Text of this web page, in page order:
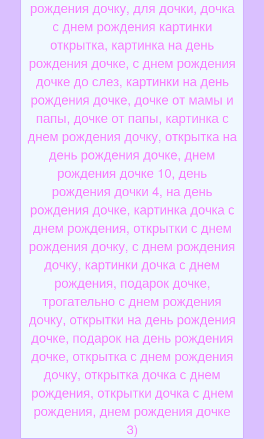
рождения дочку, для дочки, дочка
с днем рождения картинки
открытка, картинка на день
рождения дочке, с днем рождения
дочке до слез, картинки на день
рождения дочке, дочке от мамы и
папы, дочке от папы, картинка с
днем рождения дочку, открытка на
день рождения дочке, днем
рождения дочке 10, день
рождения дочки 4, на день
рождения дочке, картинка дочка с
днем рождения, открытки с днем
рождения дочку, с днем рождения
дочку, картинки дочка с днем
рождения, подарок дочке,
трогательно с днем рождения
дочку, открытки на день рождения
дочке, подарок на день рождения
дочке, открытка с днем рождения
дочку, открытка дочка с днем
рождения, открытки дочка с днем
рождения, днем рождения дочке
3)